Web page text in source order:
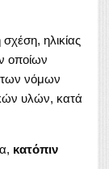
ηλικίας
οποίων
των νόμων
υλών, κατά
κατόπιν